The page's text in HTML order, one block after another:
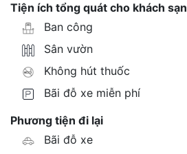
Tiện ích tổng quát cho khách sạn
Ban công
Sân vườn
Không hút thuốc
Bãi đỗ xe miễn phí
Phương tiện đi lại
Bãi đỗ xe